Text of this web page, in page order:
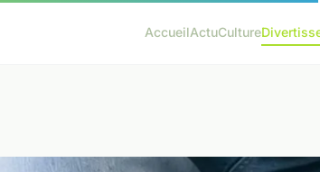
AccueilActuCulture